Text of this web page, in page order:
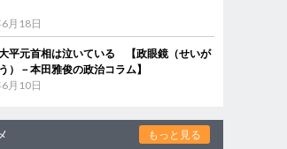
月18日
平元首相は泣いている 【政眼鏡（せいが
）－本田雅俊の政治コラム】
月10日
もっと見る